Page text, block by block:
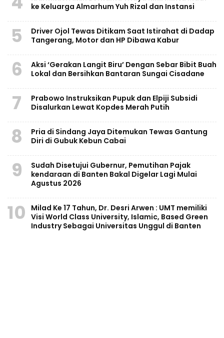
ke Keluarga Almarhum Yuh Rizal dan Instansi
5
Driver Ojol Tewas Ditikam Saat Istirahat di Dadap
Tangerang, Motor dan HP Dibawa Kabur
6
Aksi ‘Gerakan Langit Biru’ Dengan Sebar Bibit Buah
Lokal dan Bersihkan Bantaran Sungai Cisadane
7
Prabowo Instruksikan Pupuk dan Elpiji Subsidi
Disalurkan Lewat Kopdes Merah Putih
8
Pria di Sindang Jaya Ditemukan Tewas Gantung
Diri di Gubuk Kebun Cabai
9
Sudah Disetujui Gubernur, Pemutihan Pajak
kendaraan di Banten Bakal Digelar Lagi Mulai
Agustus 2026
10
Milad Ke 17 Tahun, Dr. Desri Arwen : UMT memiliki
Visi World Class University, Islamic, Based Green
Industry Sebagai Universitas Unggul di Banten